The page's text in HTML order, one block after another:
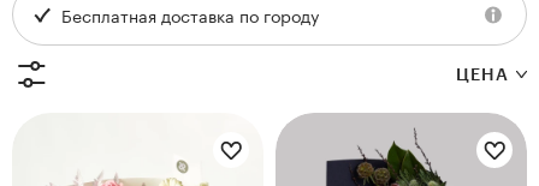
Бесплатная доставка по городу
ЦЕНА